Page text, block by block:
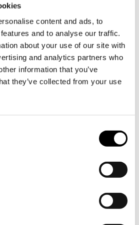
content and ads, to
and to analyse our traffic.
about your use of our site with
and analytics partners who
information that you’ve
they’ve collected from your use
paljain käsin). Teatteri voi nyt
jälkeen sen seuraava
Jonas Gardellin ylistettyyn
teoksiin on säveltänyt Fredrik